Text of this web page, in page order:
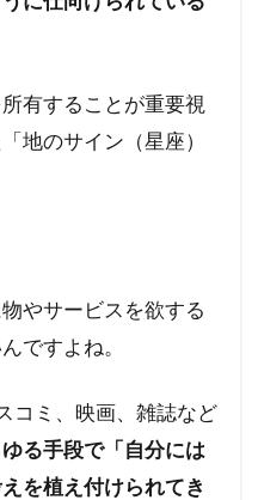
有することが重要視
地のサイン（星座）
やサービスを欲する
ですよね。
コミ、映画、雑誌など
る手段で「自分には
を植え付けられてき